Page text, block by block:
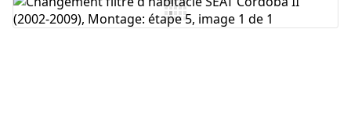
Ajouter un commentaire